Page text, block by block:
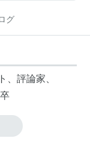
グ
、評論家、